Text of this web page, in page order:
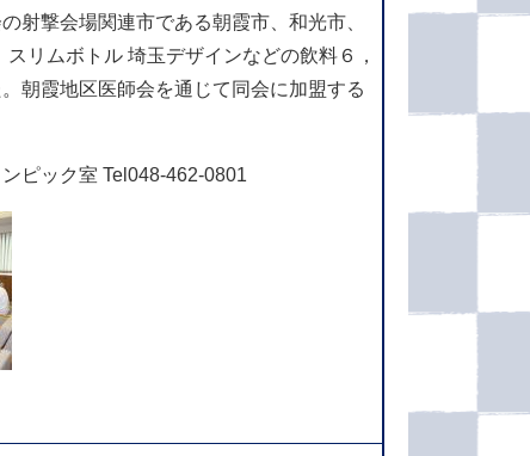
射撃会場関連市である朝霞市、和光市、
リムボトル 埼玉デザインなどの飲料６，
朝霞地区医師会を通じて同会に加盟する
ピック室 Tel048-462-0801